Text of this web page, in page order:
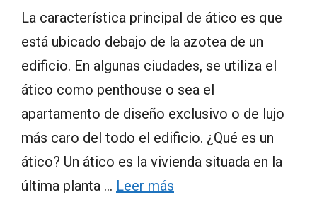
La característica principal de ático es que
está ubicado debajo de la azotea de un
edificio. En algunas ciudades, se utiliza el
ático como penthouse o sea el
apartamento de diseño exclusivo o de lujo
más caro del todo el edificio. ¿Qué es un
ático? Un ático es la vivienda situada en la
última planta … Leer más